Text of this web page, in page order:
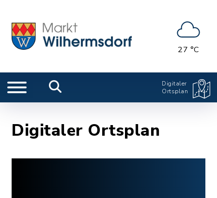
27 °C
Digitaler
Ortsplan
Digitaler Ortsplan